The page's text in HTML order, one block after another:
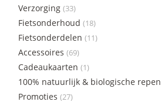
Verzorging (33)
Fietsonderhoud (18)
Fietsonderdelen (11)
Accessoires (69)
Cadeaukaarten (1)
100% natuurlijk & biologische repen
Promoties (27)